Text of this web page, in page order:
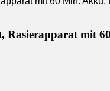
Rasierapparat mit